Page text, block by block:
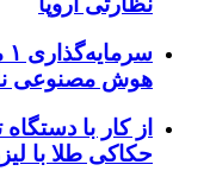
هوش مصنوعی
از کار با
حکاکی طلا با